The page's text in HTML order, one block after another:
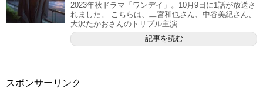
2023年秋ドラマ「ワンデイ」。10月9日に1話が放送さ
れました。 こちらは、二宮和也さん、中谷美紀さん、
大沢たかおさんのトリプル主演...
記事を読む
スポンサーリンク